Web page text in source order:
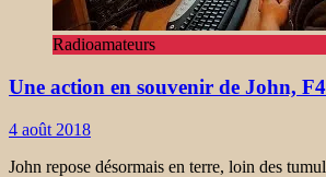
Radioamateurs
Une action en souvenir de John,
4 août 2018
John repose désormais en terre, loin des